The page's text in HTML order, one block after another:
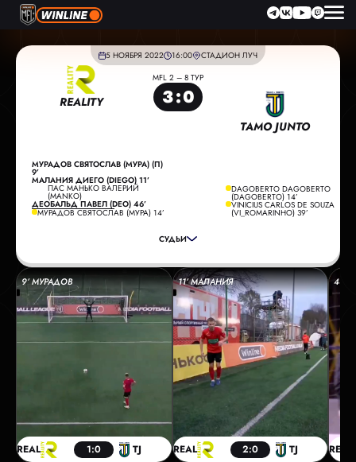
5 НОЯБРЯ 2022 16:00 СТАДИОН ЛУЧ
REALITY
МУРАДОВ СВЯТОСЛАВ (МУРА) (П)
9’
МАЛАНИЯ ДИЕГО (DIEGO) 11’
ПАС МАНЬКО ВАЛЕРИЙ
(MANKO)
ДЕОБАЛЬД ПАВЕЛ (DEO) 46’
МУРАДОВ СВЯТОСЛАВ (МУРА) 14’
MFL 2 – 8 ТУР
3:0
СУДЬИ
DAGOBERTO DAGOBERTO
(DAGOBERTO) 14’
VINICIUS CARLOS DE SOUZA
(VI_ROMARINHO) 39’
TAMO JUNTO
ГЛАВНЫЙ СУДЬЯ:
СМИРНОВ ПАВЕЛ
ПОМОЩНИК СУДЬИ:
СОБОЛЕВ МАКСИМ
РЕЗЕРВНЫЙ СУДЬЯ:ЗОБОВ МАКСИМ
9’ МУРАДОВ
REAL 1:0 TJ
11’ МАЛАНИЯ
REAL 2:0 TJ
46’
REAL